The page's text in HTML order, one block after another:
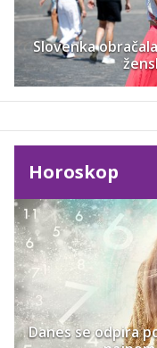
Slovenka
Horoskop
Danes se odpira